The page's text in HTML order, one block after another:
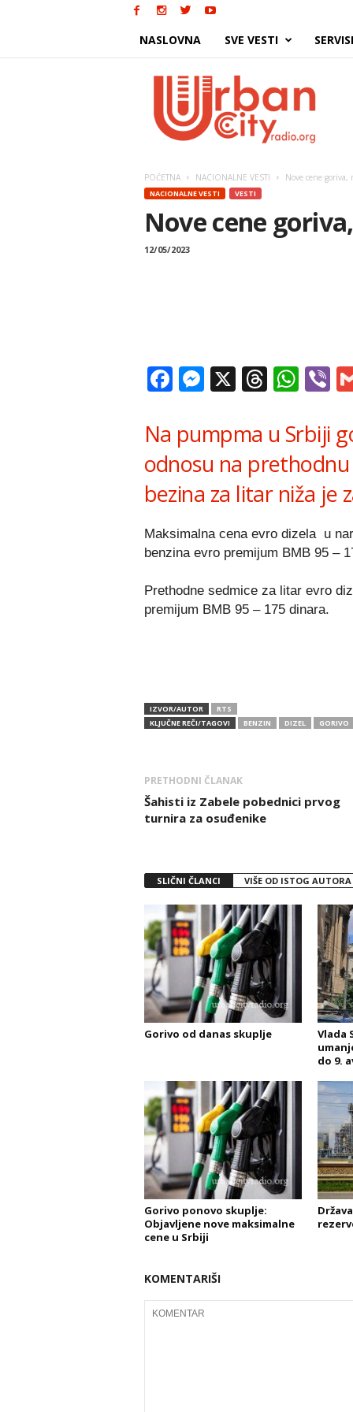
NASLOVNA SVE VESTI
POČETNA NACIONALNE VESTI Nove cene goriva,
NACIONALNE VESTI VESTI
Nove cene
12/05/2023
Facebook
Messenger
X
Na pumpma u Srbiji
odnosu na
bezina za litar niža je
Maksimalna cena evro dizela u
benzina evro premijum BMB 95 –
Prethodne sedmice za litar evro
premijum BMB 95 – 175 dinara.
IZVOR/AUTOR
RTS
KLJUČNE REČI/TAGOVI
BENZIN DIZEL GORIVO
PRETHODNI ČLANAK
Šahisti iz Zabele pobednici prvog
turnira za osuđenike
SLIČNI ČLANCI VIŠE OD ISTOG AUTORA
Gorivo od danas skuplje
Vlada
do 9.
Gorivo ponovo skuplje:
Objavljene nove maksimalne
cene u Srbiji
KOMENTARIŠI